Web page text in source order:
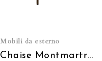
Mobili da esterno
Chaise Montmartre crème et marron empilable